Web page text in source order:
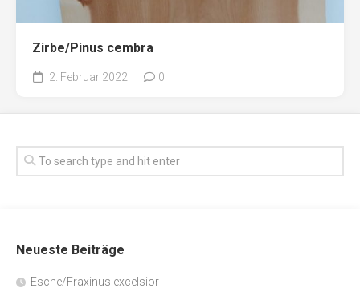
Zirbe/Pinus cembra
2. Februar 2022 0
Neueste Beiträge
Esche/Fraxinus excelsior